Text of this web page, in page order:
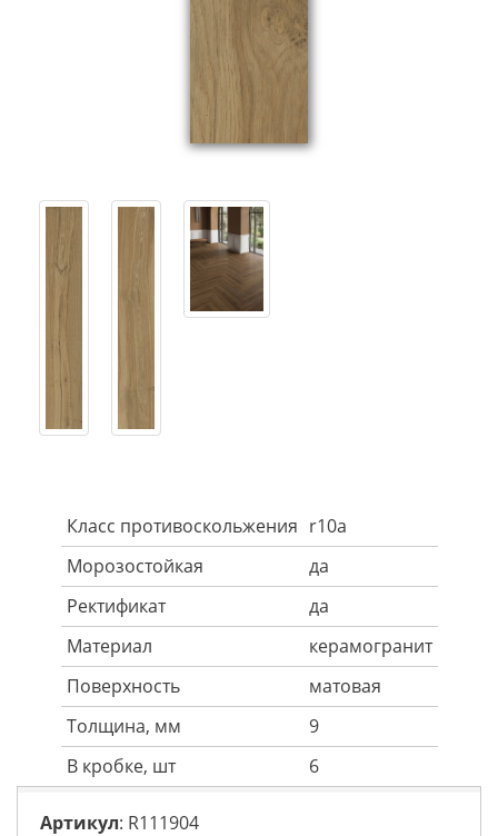
Класс противоскольжения r10a
Морозостойкая
да
Ректификат
да
Материал
керамогранит
Поверхность
матовая
Толщина, мм
9
В кробке, шт
6
Артикул: R111904